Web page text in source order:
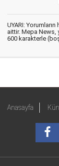
UYARI:
aittir. Mepa News,
600 karakterle
Anasayfa